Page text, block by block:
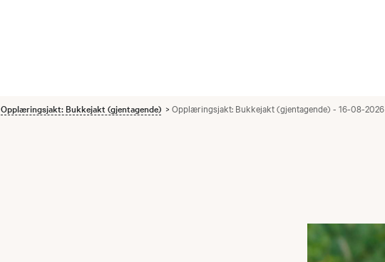
Opplæringsjakt: Bukkejakt (gjentagende) Opplæringsjakt: Bukkejakt (gjentagende) - 16-08-2026